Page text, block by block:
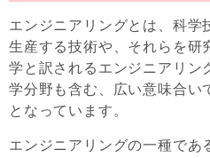
エンジニアリングとは、科学
生産する技術や、それらを研
学と訳されるエンジニアリン
学分野も含む、広い意味合い
となっています。
エンジニアリングの一種であ